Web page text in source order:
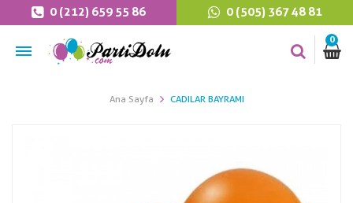
0 (212) 659 55 86 0 (505) 367 48 81
0
Ana Sayfa CADILAR BAYRAMI